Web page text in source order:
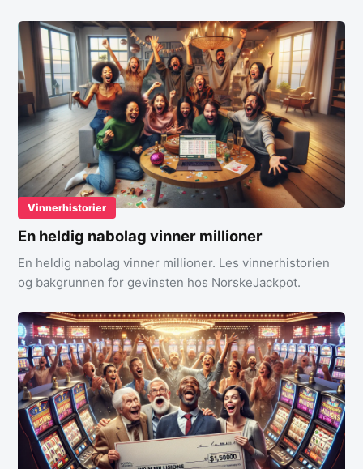
Vinnerhistorier
En heldig nabolag vinner millioner
En heldig nabolag vinner millioner. Les vinnerhistorien
og bakgrunnen for gevinsten hos NorskeJackpot.